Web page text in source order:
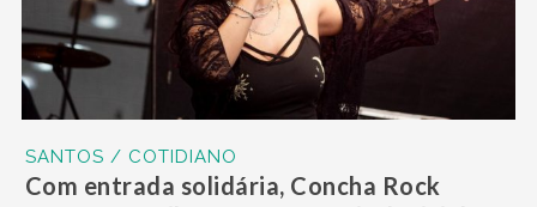
SANTOS / COTIDIANO
Com entrada solidária, Concha Rock